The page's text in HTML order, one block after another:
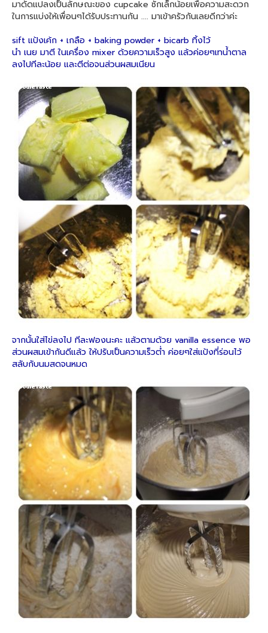
มาดัดแปลงเป็นลักษณะของ cupcake ซักเล็กน้อยเพื่อความสะดวก
ในการแบ่งให้เพื่อนๆได้รับประทานกัน .... มาเข้าครัวกันเลยดีกว่าค่ะ
sift แป้งเค้ก + เกลือ + baking powder + bicarb ทิ้งไว้
นำ เนย มาตี ในเครื่อง mixer ด้วยความเร็วสูง แล้วค่อยๆเทน้ำตาล
ลงไปทีละน้อย และตีต่อจนส่วนผสมเนียน
จากนั้นใส่ไข่ลงไป ทีละฟองนะคะ แล้วตามด้วย vanilla essence พอ
ส่วนผสมเข้ากันดีแล้ว ให้ปรับเป็นความเร็วต่ำ ค่อยๆใส่แป้งที่ร่อนไว้
สลับกับนมสดจนหมด